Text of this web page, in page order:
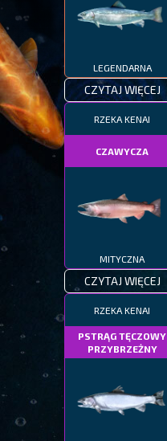
LEGENDARNA
CZYTAJ WIĘCEJ
RZEKA KENAI
CZAWYCZA
MITYCZNA
CZYTAJ WIĘCEJ
RZEKA KENAI
PSTRĄG TĘCZOWY
PRZYBRZEŻNY